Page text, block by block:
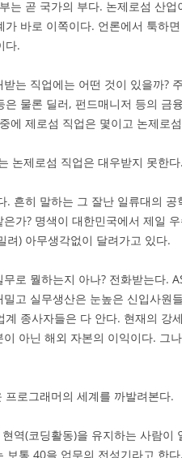
는 곧 국가의 부다. 논제로섬 산
바로 이쪽이다. 언론에서 툭하면
다.
는 직업에는 어떤 것이 있을까?
물론 딜러, 펀드매니저 등의 금
에 제로섬 직업은 몇이고 논제로
논제로섬 직업은 대우받지 못한다.
. 흔히 말하는 그 잘난 일류대의
가? 명색이 대한민국에서 제일
려) 아무생각없이 달려가고 있다.
로 뭘하는지 아나? 전화받는다.
고 실무생산은 눈높은 신입사원
종사자들은 다 안다. 현재의 강
아닌 해외 자본의 이익이다. 그
로그래머의 세계를 까발려본다.
역(코딩활동)을 유지하는 사람이
통 40을 업무의 전성기라고 한